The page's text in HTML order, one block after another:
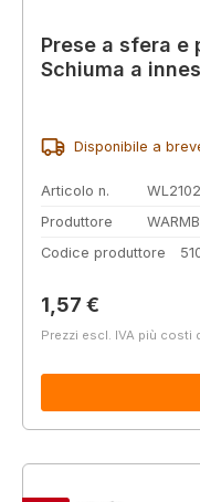
Prese a sfera e
Schiuma a
Disponibile a
Articolo n.
Produttore
Codice produttore
Prezzo normale:
1,57 €
Prezzi escl. IVA più costi